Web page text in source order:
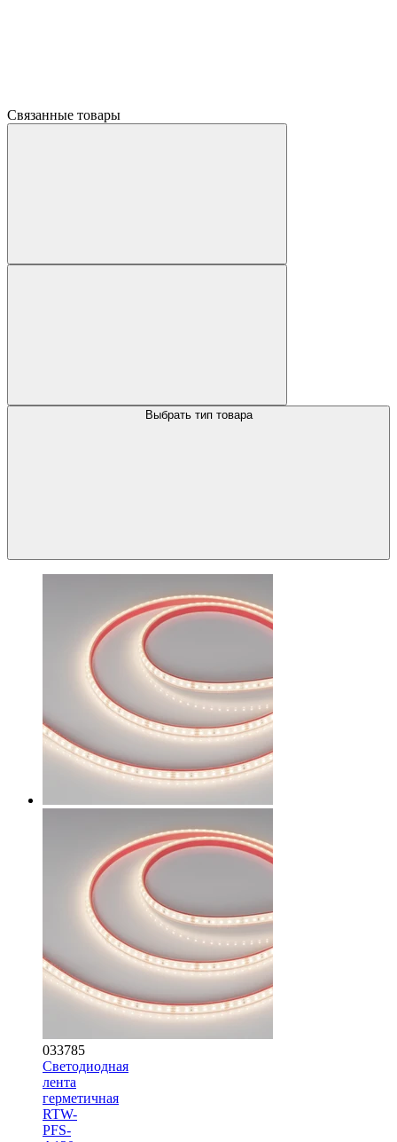
Связанные товары
Выбрать тип товара
033785
Светодиодная
лента
герметичная
RTW-
PFS-